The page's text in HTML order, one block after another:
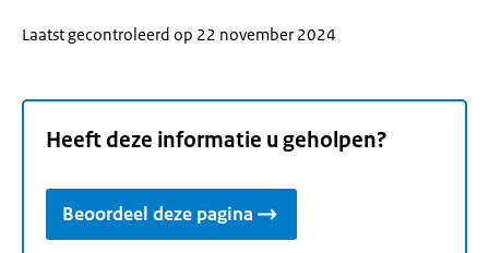
Laatst gecontroleerd op 22 november 2024
Heeft deze informatie u geholpen?
Beoordeel deze pagina